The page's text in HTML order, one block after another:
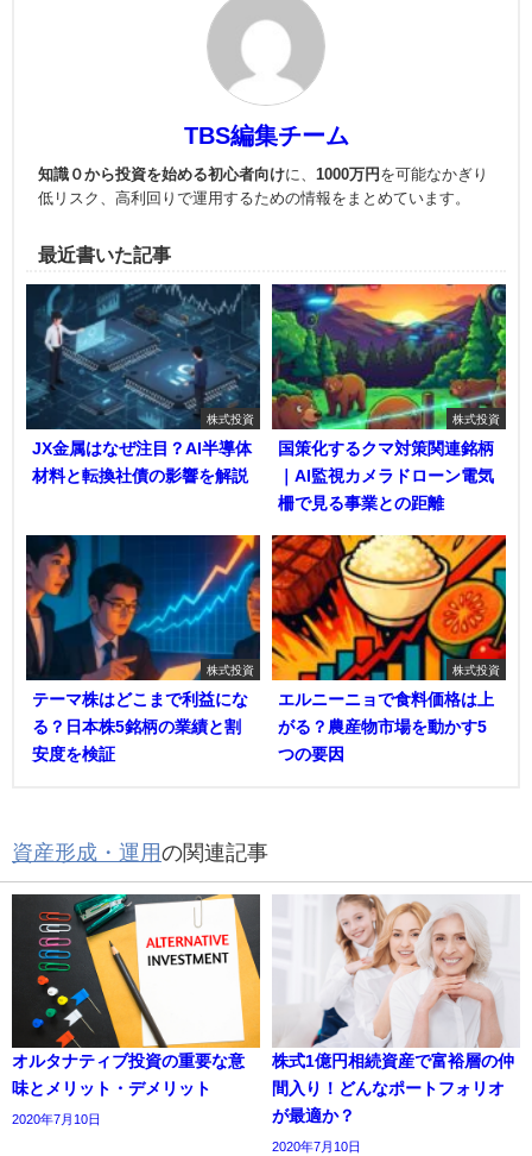
TBS編集チーム
知識０から投資を始める初心者向けに、 1000万円 を可能なかぎり
低リスク、高利回りで運用するための情報をまとめています。
最近書いた記事
株式投資
JX金属はなぜ注目？AI半導体
材料と転換社債の影響を解説
株式投資
国策化するクマ対策関連銘柄
｜AI監視カメラドローン電気
柵で見る事業との距離
株式投資
テーマ株はどこまで利益にな
る？日本株5銘柄の業績と割
安度を検証
株式投資
エルニーニョで食料価格は上
がる？農産物市場を動かす5
つの要因
資産形成・運用の関連記事
オルタナティブ投資の重要な意
味とメリット・デメリット
2020年7月10日
株式1億円相続資産で富裕層の仲
間入り！どんなポートフォリオ
が最適か？
2020年7月10日